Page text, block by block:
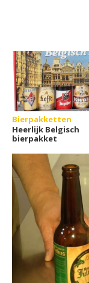
Bierpakketten
Heerlijk Belgisch
bierpakket